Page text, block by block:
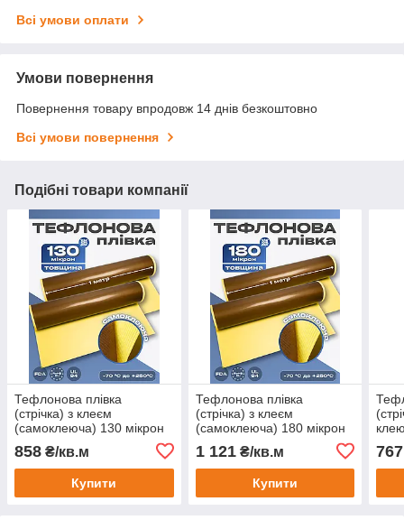
Всі умови оплати
Умови повернення
Повернення товару впродовж 14 днів безкоштовно
Всі умови повернення
Подібні товари компанії
Тефлонова плівка
(стрічка) з клеєм
(самоклеюча) 130 мікрон
858 ₴/кв.м
Купити
Тефлонова плівка
(стрічка) з клеєм
(самоклеюча) 180 мікрон
1 121₴/кв.м
Купити
767